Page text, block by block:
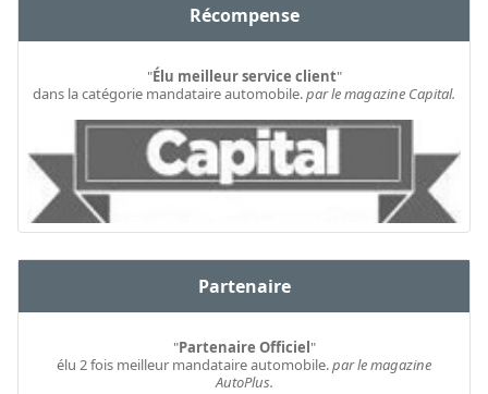
Récompense
"Élu meilleur service client"
dans la catégorie mandataire automobile.par le magazine Capital.
Partenaire
"Partenaire Officiel"
élu 2 fois meilleur mandataire automobile.par le magazine
AutoPlus.